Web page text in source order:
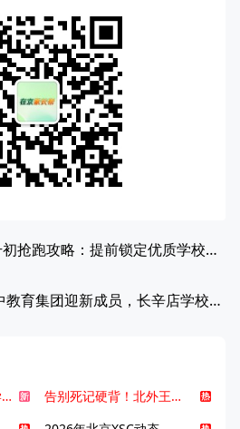
2025丰台小升初抢跑攻略：提前锁定优质学校席位
集团扩容！十中教育集团迎新成员，长辛店学校正式加入！
2024-2025学年度第一学期北京各区期末考试真题试卷汇总
告别死记硬背！北外王牌精读词汇课，帮孩子突破英语词汇难关